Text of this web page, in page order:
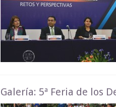
Galería: 5ª Feria de los